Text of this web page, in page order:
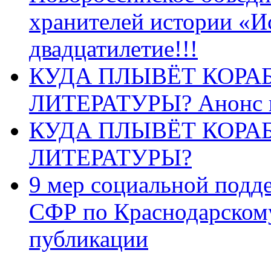
хранителей истории
двадцатилетие!!!
КУДА ПЛЫВЁТ
ЛИТЕРАТУРЫ? Анонс
КУДА ПЛЫВЁТ
ЛИТЕРАТУРЫ?
9 мер социальной
СФР по
публикации